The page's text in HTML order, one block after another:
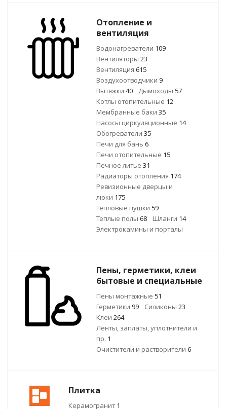
Отопление и
вентиляция
Водонагреватели 109
Вентиляторы 23
Вентиляция 615
Воздухоотводчики 9
Вытяжки 40 Дымоходы 57
Котлы отопительные 12
Мембранные баки 35
Насосы циркуляционные 14
Обогреватели 35
Печи для бань 6
Печи отопительные 15
Печное литье 31
Радиаторы отопления 174
Ревизионные дверцы и
люки 175
Тепловые пушки 59
Теплые полы 68 Шланги 14
Электрокамины и порталы
Пены, герметики, клеи
бытовые и специальные
Пены монтажные 51
Герметики 99 Силиконы 23
Клеи 264
Ленты, заплаты, уплотнители и
пр. 1
Очистители и растворители 6
Плитка
Керамогранит1